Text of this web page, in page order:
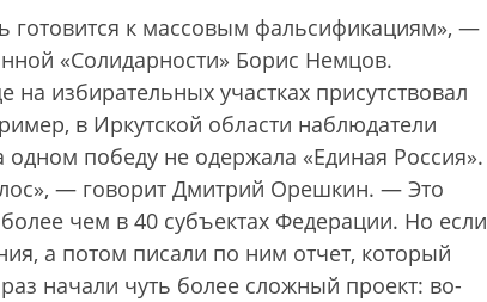
готовится к массовым фальсификациям», —
«Солидарности» Борис Немцов.
избирательных участках присутствовал
в Иркутской области наблюдатели
одном победу не одержала «Единая Россия».
— говорит Дмитрий Орешкин. — Это
чем в 40 субъектах Федерации. Но если
а потом писали по ним отчет, который
начали чуть более сложный проект: во-